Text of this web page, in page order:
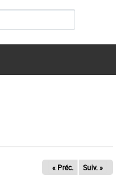
« Préc. Suiv. »